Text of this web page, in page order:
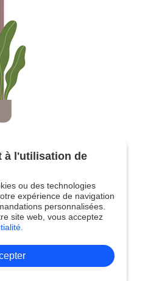
à l'utilisation de
ou des technologies
expérience de navigation
personnalisées.
site web, vous acceptez